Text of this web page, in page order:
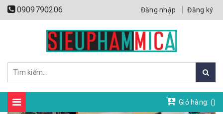
0909790206 Đăng nhập Đăng ký
Giỏ hàng: ()